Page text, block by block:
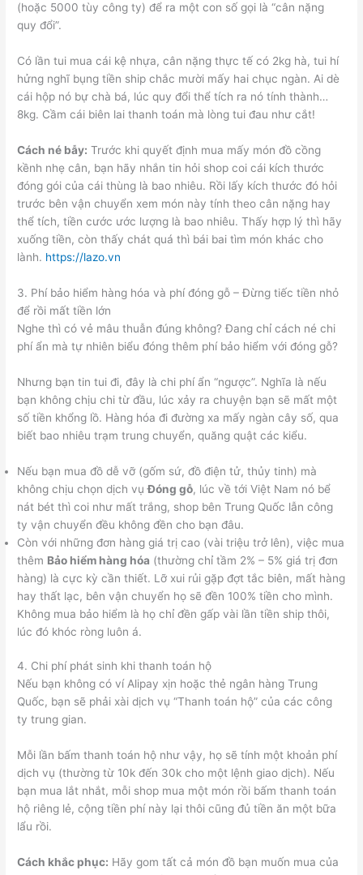
(hoặc 5000 tùy công ty) để ra một con số gọi là “cân nặng
quy đổi”.
Có lần tui mua cái kệ nhựa, cân nặng thực tế có 2kg hà, tui hí
hửng nghĩ bụng tiền ship chắc mười mấy hai chục ngàn. Ai dè
cái hộp nó bự chà bá, lúc quy đổi thể tích ra nó tính thành…
8kg. Cầm cái biên lai thanh toán mà lòng tui đau như cắt!
Cách né bẫy: Trước khi quyết định mua mấy món đồ cồng
kềnh nhẹ cân, bạn hãy nhắn tin hỏi shop coi cái kích thước
đóng gói của cái thùng là bao nhiêu. Rồi lấy kích thước đó hỏi
trước bên vận chuyển xem món này tính theo cân nặng hay
thể tích, tiền cước ước lượng là bao nhiêu. Thấy hợp lý thì hãy
xuống tiền, còn thấy chát quá thì bái bai tìm món khác cho
lành. https://lazo.vn
3. Phí bảo hiểm hàng hóa và phí đóng gỗ – Đừng tiếc tiền nhỏ
để rồi mất tiền lớn
Nghe thì có vẻ mâu thuẫn đúng không? Đang chỉ cách né chi
phí ẩn mà tự nhiên biểu đóng thêm phí bảo hiểm với đóng gỗ?
Nhưng bạn tin tui đi, đây là chi phí ẩn “ngược”. Nghĩa là nếu
bạn không chịu chi từ đầu, lúc xảy ra chuyện bạn sẽ mất một
số tiền khổng lồ. Hàng hóa đi đường xa mấy ngàn cây số, qua
biết bao nhiêu trạm trung chuyển, quăng quật các kiểu.
Nếu bạn mua đồ dễ vỡ (gốm sứ, đồ điện tử, thủy tinh) mà
không chịu chọn dịch vụĐóng gỗ, lúc về tới Việt Nam nó bể
nát bét thì coi như mất trắng, shop bên Trung Quốc lẫn công
ty vận chuyển đều không đền cho bạn đâu.
Còn với những đơn hàng giá trị cao (vài triệu trở lên), việc mua
thêm Bảo hiểm hàng hóa (thường chỉ tầm 2% – 5% giá trị đơn
hàng) là cực kỳ cần thiết. Lỡ xui rủi gặp đợt tắc biên, mất hàng
hay thất lạc, bên vận chuyển họ sẽ đền 100% tiền cho mình.
Không mua bảo hiểm là họ chỉ đền gấp vài lần tiền ship thôi,
lúc đó khóc ròng luôn á.
4. Chi phí phát sinh khi thanh toán hộ
Nếu bạn không có ví Alipay xịn hoặc thẻ ngân hàng Trung
Quốc, bạn sẽ phải xài dịch vụ “Thanh toán hộ” của các công
ty trung gian.
Mỗi lần bấm thanh toán hộ như vậy, họ sẽ tính một khoản phí
dịch vụ (thường từ 10k đến 30k cho một lệnh giao dịch). Nếu
bạn mua lắt nhắt, mỗi shop mua một món rồi bấm thanh toán
hộ riêng lẻ, cộng tiền phí này lại thôi cũng đủ tiền ăn một bữa
lẩu rồi.
Cách khắc phục: Hãy gom tất cả món đồ bạn muốn mua của